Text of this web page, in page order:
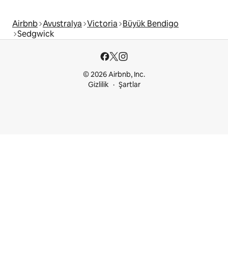
Airbnb Avustralya Victoria Büyük Bendigo
Sedgwick
© 2026 Airbnb, Inc.
Gizlilik
Şartlar